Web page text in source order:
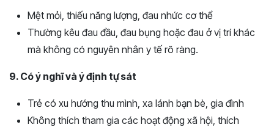
Mệt mỏi, thiếu năng lượng, đau nhức cơ thể
Thường kêu đau đầu, đau bụng hoặc đau ở vị trí khác
mà không có nguyên nhân y tế rõ ràng.
9. Có ý nghĩ và ý định tự sát
Trẻ có xu hướng thu mình, xa lánh bạn bè, gia đình
Không thích tham gia các hoạt động xã hội, thích